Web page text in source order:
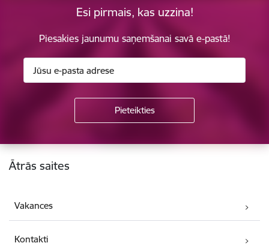
Esi pirmais, kas uzzina!
Piesakies jaunumu saņemšanai savā e-pastā!
Kājene
Ātrās saites
Vakances
Kontakti